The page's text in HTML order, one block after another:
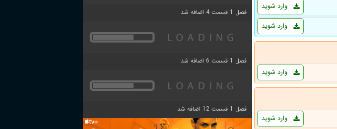
وارد شوید
وارد شوید
وارد شوید
وارد شوید
فصل 1 قسمت 4 اضافه شد
فصل 1 قسمت 6 اضافه شد
فصل 1 قسمت 12 اضافه شد